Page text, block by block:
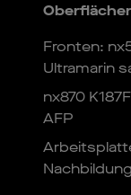
Fronten:
Ultramarin
nx870
AFP
Nachbildung